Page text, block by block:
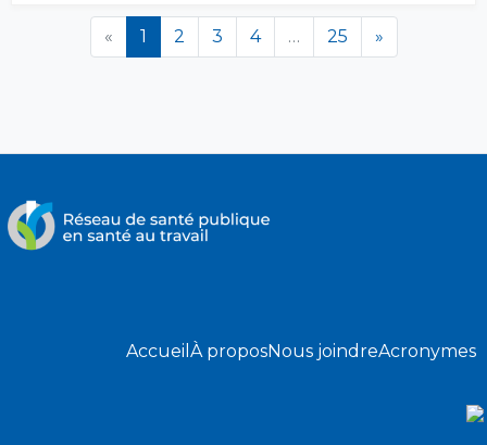
« 1 (en cours)
2 3 4 … 25 »
Accueil À proposNous joindreAcronymes